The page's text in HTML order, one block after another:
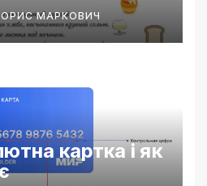
МАРКОВИЧ
картка і як